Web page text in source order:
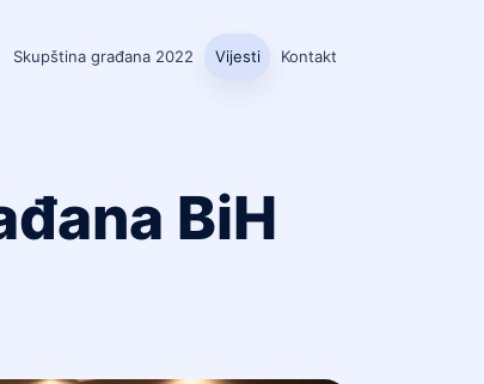
Skupština građana 2022 Vijesti Kontakt
BiH